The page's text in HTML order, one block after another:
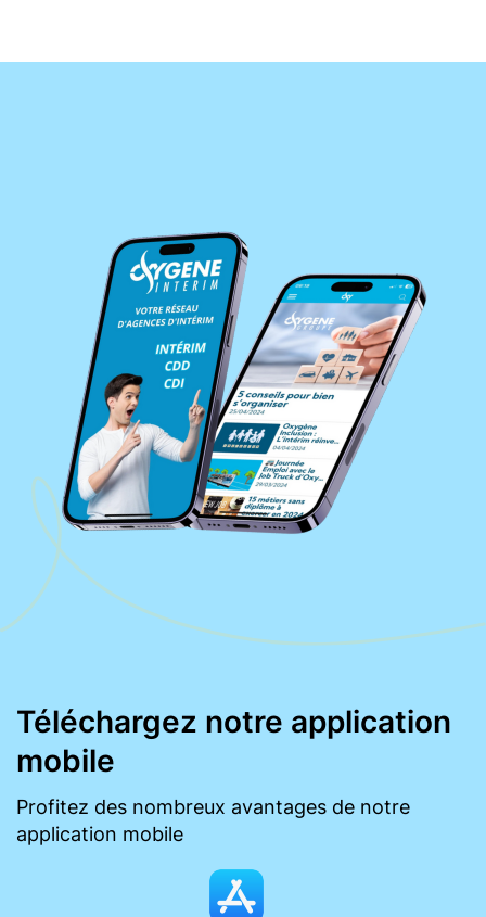
Téléchargez notre application
mobile
Profitez des nombreux avantages de notre
application mobile